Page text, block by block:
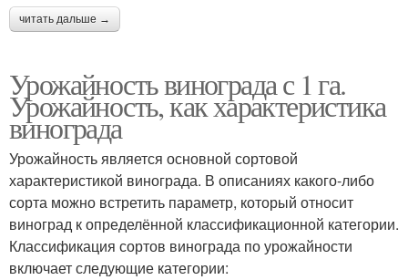
читать дальше →
Урожайность винограда с 1 га.
Урожайность, как характеристика
винограда
Урожайность является основной сортовой
характеристикой винограда. В описаниях какого-либо
сорта можно встретить параметр, который относит
виноград к определённой классификационной категории.
Классификация сортов винограда по урожайности
включает следующие категории: